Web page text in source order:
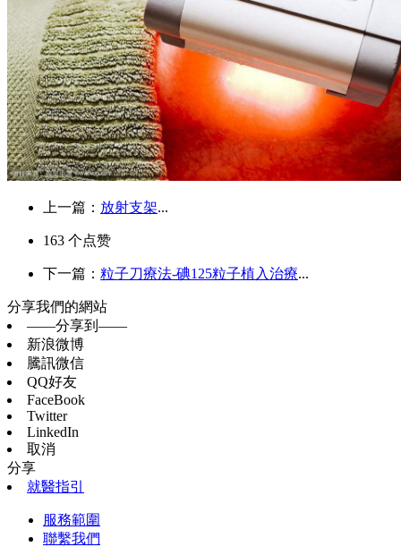
上一篇： 放射支架...
163 个点赞
下一篇： 粒子刀療法-碘125粒子植入治療...
分享我們的網站
——分享到——
新浪微博
騰訊微信
QQ好友
FaceBook
Twitter
LinkedIn
取消
分享
就醫指引
服務範圍
聯繫我們